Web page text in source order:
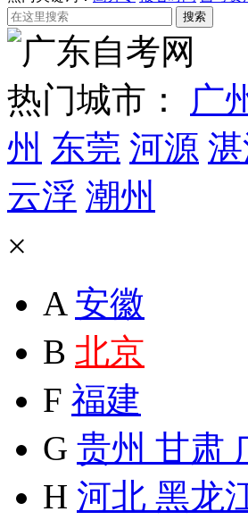
热门城市： 广
州 东莞 河源
云浮 潮州
×
A 安徽
B 北京
F 福建
G 贵州 甘肃
H 河北 黑龙